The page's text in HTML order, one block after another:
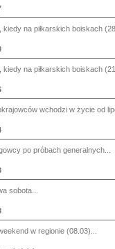
na piłkarskich boiskach
na piłkarskich boiskach
wchodzi w życie od
po próbach generalnych...
sobota...
w regionie (08.03)...